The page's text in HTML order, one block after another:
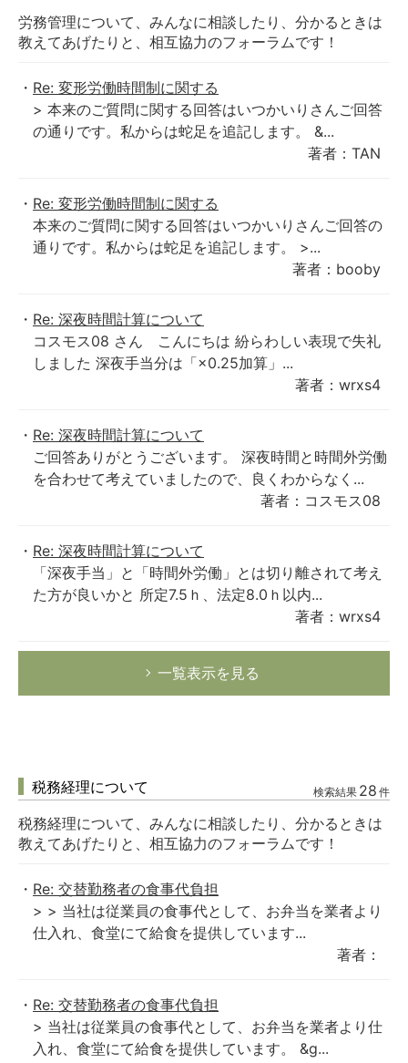
労務管理について、みんなに相談したり、分かるときは
教えてあげたりと、相互協力のフォーラムです！
Re: 変形労働時間制に関する
> 本来のご質問に関する回答はいつかいりさんご回答
の通りです。私からは蛇足を追記します。 &...
著者：TAN
Re: 変形労働時間制に関する
本来のご質問に関する回答はいつかいりさんご回答の
通りです。私からは蛇足を追記します。 >...
著者：booby
Re: 深夜時間計算について
コスモス08 さん こんにちは 紛らわしい表現で失礼
しました 深夜手当分は「×0.25加算」...
著者：wrxs4
Re: 深夜時間計算について
ご回答ありがとうございます。 深夜時間と時間外労働
を合わせて考えていましたので、良くわからなく...
著者：コスモス08
Re: 深夜時間計算について
「深夜手当」と「時間外労働」とは切り離されて考え
た方が良いかと 所定7.5ｈ、法定8.0ｈ以内...
著者：wrxs4
一覧表示を見る
税務経理について 検索結果 28 件
税務経理について、みんなに相談したり、分かるときは
教えてあげたりと、相互協力のフォーラムです！
Re: 交替勤務者の食事代負担
> > 当社は従業員の食事代として、お弁当を業者より
仕入れ、食堂にて給食を提供しています...
著者：
Re: 交替勤務者の食事代負担
> 当社は従業員の食事代として、お弁当を業者より仕
入れ、食堂にて給食を提供しています。 &g...